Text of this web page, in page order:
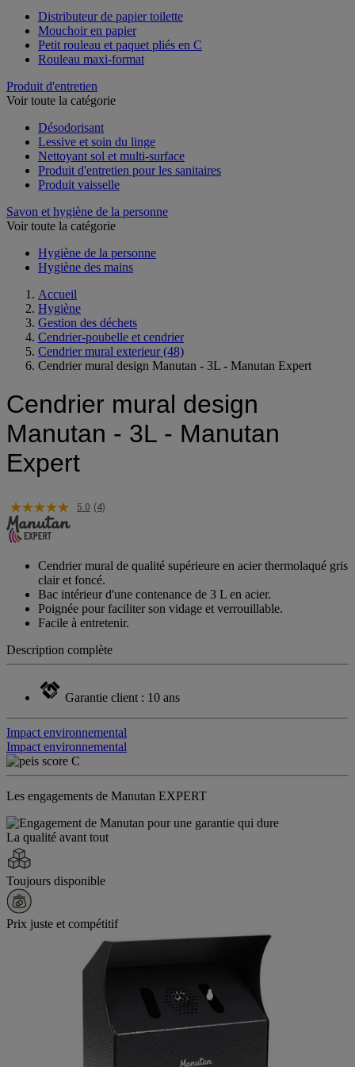
Distributeur de papier toilette
Mouchoir en papier
Petit rouleau et paquet pliés en C
Rouleau maxi-format
Produit d'entretien
Voir toute la catégorie
Désodorisant
Lessive et soin du linge
Nettoyant sol et multi-surface
Produit d'entretien pour les sanitaires
Produit vaisselle
Savon et hygiène de la personne
Voir toute la catégorie
Hygiène de la personne
Hygiène des mains
Accueil
Hygiène
Gestion des déchets
Cendrier-poubelle et cendrier
Cendrier mural exterieur (48)
Cendrier mural design Manutan - 3L - Manutan Expert
Cendrier mural design
Manutan - 3L - Manutan
Expert
5.0 (4)
Cendrier mural de qualité supérieure en acier thermolaqué gris
clair et foncé.
Bac intérieur d'une contenance de 3 L en acier.
Poignée pour faciliter son vidage et verrouillable.
Facile à entretenir.
Description complète
Garantie client : 10 ans
Impact environnemental
Impact environnemental
Les engagements de Manutan EXPERT
La qualité avant tout
Toujours disponible
Prix juste et compétitif